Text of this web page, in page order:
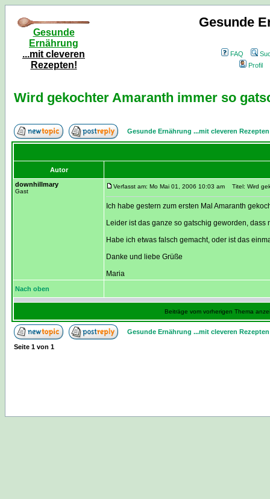
Gesunde
Ernährung
...mit cleveren
Rezepten!
Gesunde
FAQ
Profil
Wird gekochter Amaranth immer so
Gesunde Ernährung ...mit cleveren
Autor
downhillmary
Gast
Verfasst am: Mo Mai 01, 2006 10:03 am Titel: Wird
Ich habe gestern zum ersten Mal Amaranth
Leider ist das ganze so gatschig geworden,
Habe ich etwas falsch gemacht, oder ist das
Danke und liebe Grüße
Maria
Nach oben
Beiträge vom vorherigen Thema
Gesunde Ernährung ...mit cleveren
Seite 1 von 1